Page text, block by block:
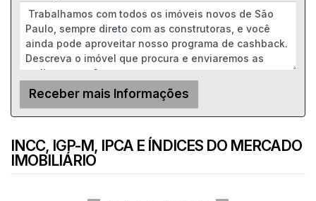
INCC, IGP-M, IPCA E ÍNDICES DO MERCADO
IMOBILIÁRIO